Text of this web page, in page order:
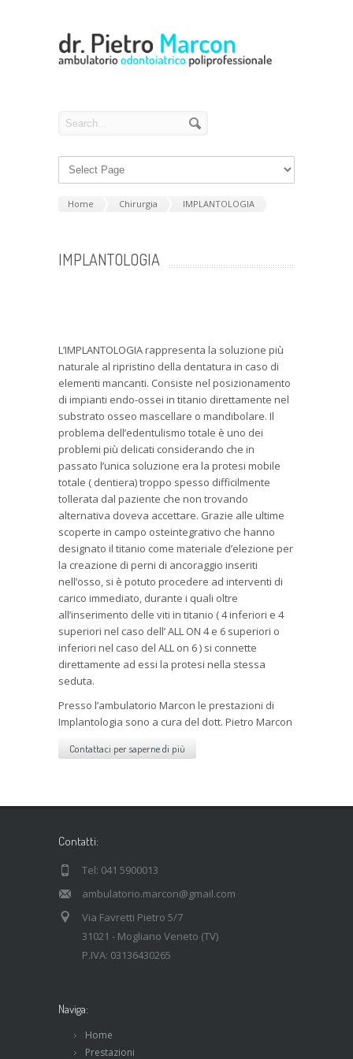
Home Chirurgia IMPLANTOLOGIA
IMPLANTOLOGIA
L’IMPLANTOLOGIA rappresenta la soluzione più
naturale al ripristino della dentatura in caso di
elementi mancanti. Consiste nel posizionamento
di impianti endo-ossei in titanio direttamente nel
substrato osseo mascellare o mandibolare. Il
problema dell’edentulismo totale è uno dei
problemi più delicati considerando che in
passato l’unica soluzione era la protesi mobile
totale ( dentiera) troppo spesso difficilmente
tollerata dal paziente che non trovando
alternativa doveva accettare. Grazie alle ultime
scoperte in campo osteintegrativo che hanno
designato il titanio come materiale d’elezione per
la creazione di perni di ancoraggio inseriti
nell’osso, si è potuto procedere ad interventi di
carico immediato, durante i quali oltre
all’inserimento delle viti in titanio ( 4 inferiori e 4
superiori nel caso dell’ ALL ON 4 e 6 superiori o
inferiori nel caso del ALL on 6 ) si connette
direttamente ad essi la protesi nella stessa
seduta.
Presso l’ambulatorio Marcon le prestazioni di
Implantologia sono a cura del dott. Pietro Marcon
Contattaci per saperne di più
Contatti:
Tel: 041 5900013
ambulatorio.marcon@gmail.com
Via Favretti Pietro 5/7
31021 - Mogliano Veneto (TV)
P.IVA: 03136430265
Naviga:
Home
Prestazioni